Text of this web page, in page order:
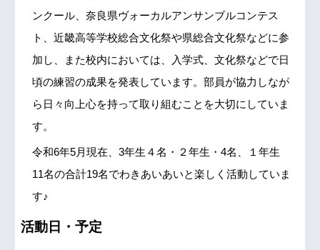
ンクール、奈良県ヴォーカルアンサンブルコンテス
ト、近畿高等学校総合文化祭や県総合文化祭などに参
加し、また校内においては、入学式、文化祭などで日
頃の練習の成果を発表しています。部員が協力しなが
ら日々向上心を持って取り組むことを大切にしていま
す。
令和6年5月現在、3年生４名・２年生・4名、１年生
11名の合計19名でわきあいあいと楽しく活動していま
す♪
活動日・予定